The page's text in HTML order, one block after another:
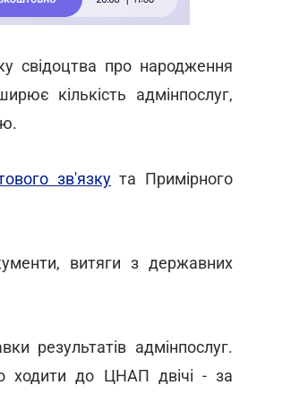
свідоцтва про народження
кількість адмінпослуг,
зв'язкута Примірного
витяги з державних
результатів адмінпослуг.
ходити до ЦНАП двічі - за